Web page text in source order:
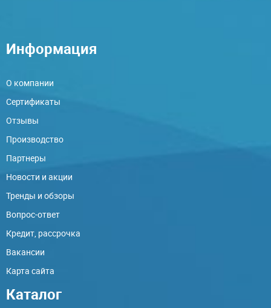
Информация
О компании
Сертификаты
Отзывы
Производство
Партнеры
Новости и акции
Тренды и обзоры
Вопрос-ответ
Кредит, рассрочка
Вакансии
Карта сайта
Каталог